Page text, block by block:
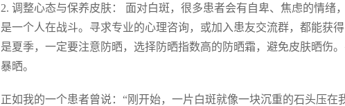
2. 调整心态与保养皮肤： 面对白斑，很多患者会有自卑、焦虑的情绪
是一个人在战斗。寻求专业的心理咨询，或加入患友交流群，都能获
是夏季，一定要注意防晒，选择防晒指数高的防晒霜，避免皮肤晒伤
暴晒。
正如我的一个患者曾说：“刚开始，一片白斑就像一块沉重的石头压